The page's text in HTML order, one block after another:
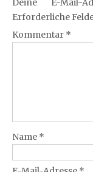
Deine E-Mail-
Erforderliche
Kommentar *
Name *